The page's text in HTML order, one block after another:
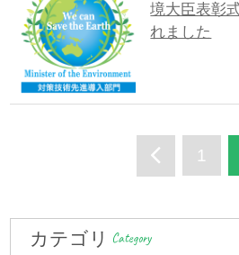
境大臣表彰
れました
1
カテゴリ Category